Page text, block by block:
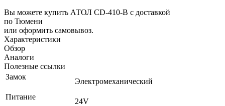
Вы можете купить АТОЛ CD-410-В с доставкой
по Тюмени
или оформить самовывоз.
Характеристики
Обзор
Аналоги
Полезные ссылки
Замок
Электромеханический
Питание
24V